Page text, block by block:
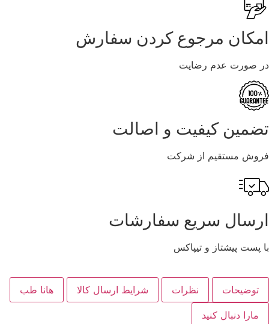
امکان مرجوع کردن سفارش
در صورت عدم رضایت
تضمین کیفیت و اصالت
فروش مستقیم از شرکت
ارسال سریع سفارشات
با پست پیشتاز و تیپاکس
توضیحات نظرات شرایط ارسال کالا هانا طب
مارا دنبال کنید